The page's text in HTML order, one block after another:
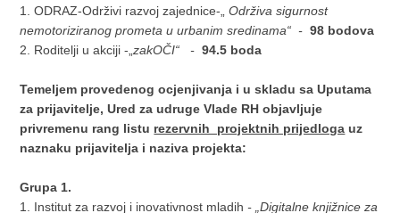
1. ODRAZ-Održivi razvoj zajednice-„
Održiva sigurnost
nemotoriziranog prometa u urbanim sredinama“ -98 bodova
2. Roditelji u akciji -„zakOČI“ -94.5 boda
Temeljem provedenog ocjenjivanja i u skladu sa Uputama
za prijavitelje, Ured za udruge Vlade RH objavljuje
privremenu rang listu rezervnih projektnih prijedloga uz
naznaku prijavitelja i naziva projekta:
Grupa 1.
1. Institut za razvoj i inovativnost mladih - „Digitalne knjižnice za